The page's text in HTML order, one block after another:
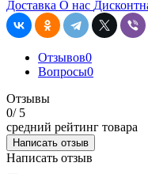
Доставка О нас
Отзывов0
Вопросы0
Отзывы
0/ 5
средний рейтинг товара
Написать отзыв
Написать отзыв